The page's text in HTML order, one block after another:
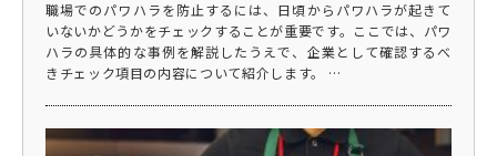
職場でのパワハラを防止するには、日頃からパワハラが起きて
いないかどうかをチェックすることが重要です。ここでは、パワ
ハラの具体的な事例を解説したうえで、企業として確認するべ
きチェック項目の内容について紹介します。 …